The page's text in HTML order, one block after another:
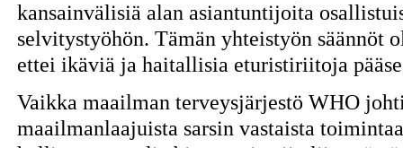
kansainvälisiä alan asiantuntijoita
selvitystyöhön. Tämän yhteistyön säännöt
ettei ikäviä ja haitallisia eturistiriitoja
Vaikka maailman terveysjärjestö WHO
maailmanlaajuista sarsin vastaista